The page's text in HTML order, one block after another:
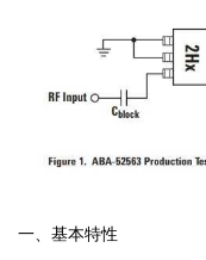
一、基本特性